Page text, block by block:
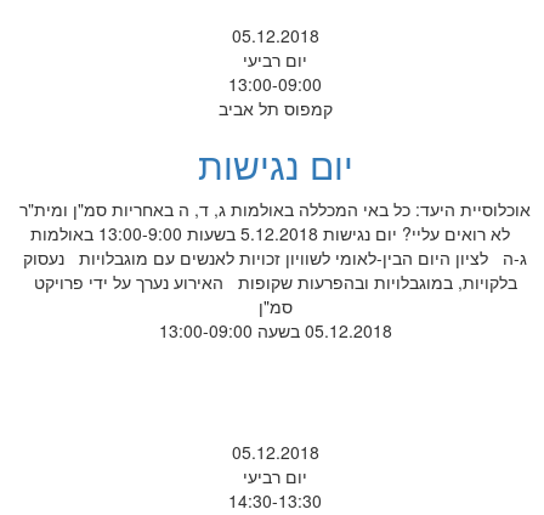
05.12.2018
יום רביעי
13:00-09:00
קמפוס תל אביב
יום נגישות
אוכלוסיית היעד: כל באי המכללה באולמות ג, ד, ה באחריות סמ"ן ומית"ר
לא רואים עליי? יום נגישות 5.12.2018 בשעות 13:00-9:00 באולמות
ג-ה לציון היום הבין-לאומי לשוויון זכויות לאנשים עם מוגבלויות נעסוק
בלקויות, במוגבלויות ובהפרעות שקופות האירוע נערך על ידי פרויקט
סמ"ן
05.12.2018 בשעה 13:00-09:00
05.12.2018
יום רביעי
14:30-13:30